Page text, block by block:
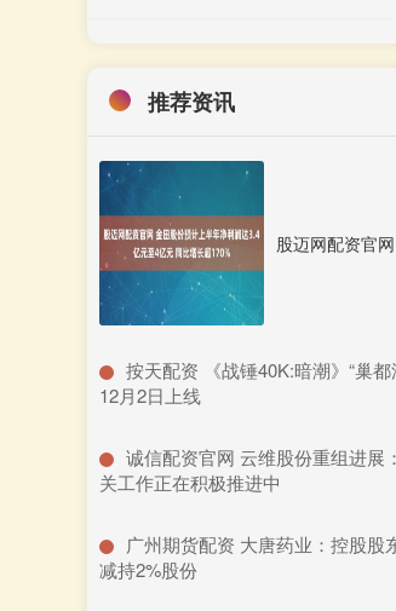
推荐资讯
按天配资 《战锤40K:暗潮》“巢
12月2日上线
诚信配资官网 云维股份重组进展
关工作正在积极推进中
广州期货配资 大唐药业：控股股
减持2%股份